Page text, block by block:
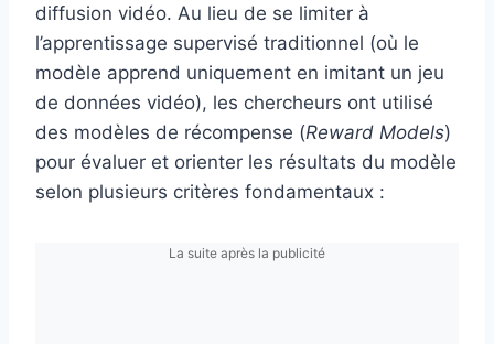
diffusion vidéo. Au lieu de se limiter à
l’apprentissage supervisé traditionnel (où le
modèle apprend uniquement en imitant un jeu
de données vidéo), les chercheurs ont utilisé
des modèles de récompense (Reward Models)
pour évaluer et orienter les résultats du modèle
selon plusieurs critères fondamentaux :
La suite après la publicité